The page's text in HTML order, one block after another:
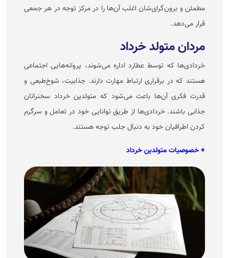
مطمئن و برون‌گرای‌شان اغلب آن‌ها را در مرکز توجه در هر جمعی
قرار می‌دهد.
مردان متولد خرداد
خردادی‌ها که توسط عطارد اداره می‌شوند، پروانه‌هایی اجتماعی
هستند که در برقراری ارتباط مهارت دارند. جذابیت، شوخ‌طبعی و
قدرت فکری آن‌ها باعث می‌شود که متولدین خرداد سخنرانان
جذابی باشند. خردادی‌ها از طریق توانایی خود در تعامل و سرگرم
کردن اطرافیان خود به دنبال جلب توجه هستند.
+ خصوصیات متولدین خرداد